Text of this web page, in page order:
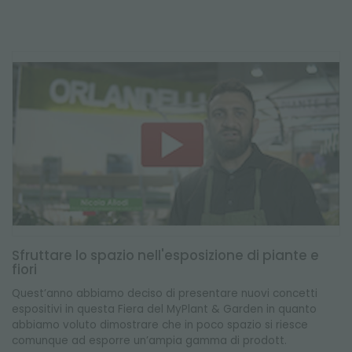
Sfruttare lo spazio nell'esposizione di piante e
fiori
Quest’anno abbiamo deciso di presentare nuovi concetti
espositivi in questa Fiera del MyPlant & Garden in quanto
abbiamo voluto dimostrare che in poco spazio si riesce
comunque ad esporre un’ampia gamma di prodott.